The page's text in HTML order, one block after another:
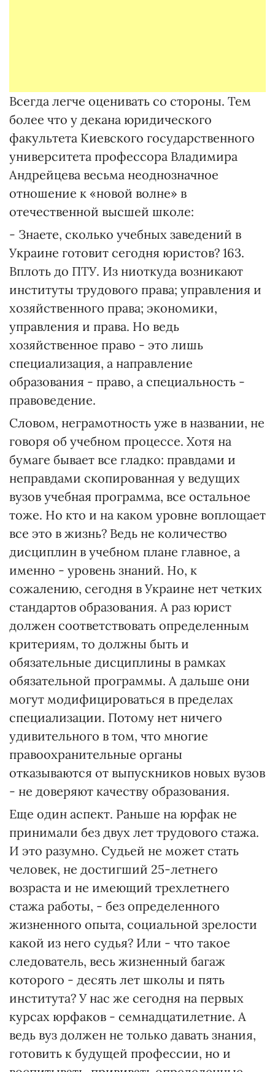
Всегда легче оценивать со стороны. Тем
более что у декана юридического
факультета Киевского государственного
университета профессора Владимира
Андрейцева весьма неоднозначное
отношение к «новой волне» в
отечественной высшей школе:
- Знаете, сколько учебных заведений в
Украине готовит сегодня юристов? 163.
Вплоть до ПТУ. Из ниоткуда возникают
институты трудового права; управления и
хозяйственного права; экономики,
управления и права. Но ведь
хозяйственное право - это лишь
специализация, а направление
образования - право, а специальность -
правоведение.
Словом, неграмотность уже в названии, не
говоря об учебном процессе. Хотя на
бумаге бывает все гладко: правдами и
неправдами скопированная у ведущих
вузов учебная программа, все остальное
тоже. Но кто и на каком уровне воплощает
все это в жизнь? Ведь не количество
дисциплин в учебном плане главное, а
именно - уровень знаний. Но, к
сожалению, сегодня в Украине нет четких
стандартов образования. А раз юрист
должен соответствовать определенным
критериям, то должны быть и
обязательные дисциплины в рамках
обязательной программы. А дальше они
могут модифицироваться в пределах
специализации. Потому нет ничего
удивительного в том, что многие
правоохранительные органы
отказываются от выпускников новых вузов
- не доверяют качеству образования.
Еще один аспект. Раньше на юрфак не
принимали без двух лет трудового стажа.
И это разумно. Судьей не может стать
человек, не достигший 25-летнего
возраста и не имеющий трехлетнего
стажа работы, - без определенного
жизненного опыта, социальной зрелости
какой из него судья? Или - что такое
следователь, весь жизненный багаж
которого - десять лет школы и пять
института? У нас же сегодня на первых
курсах юрфаков - семнадцатилетние. А
ведь вуз должен не только давать знания,
готовить к будущей профессии, но и